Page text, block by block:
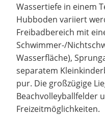
Wassertiefe in einem
Hubboden variiert
Freibadbereich mit
Schwimmer-/
Wasserfläche),
separatem
pur. Die großzügige
Beachvolleyballfelder
Freizeitmöglichkeiten.